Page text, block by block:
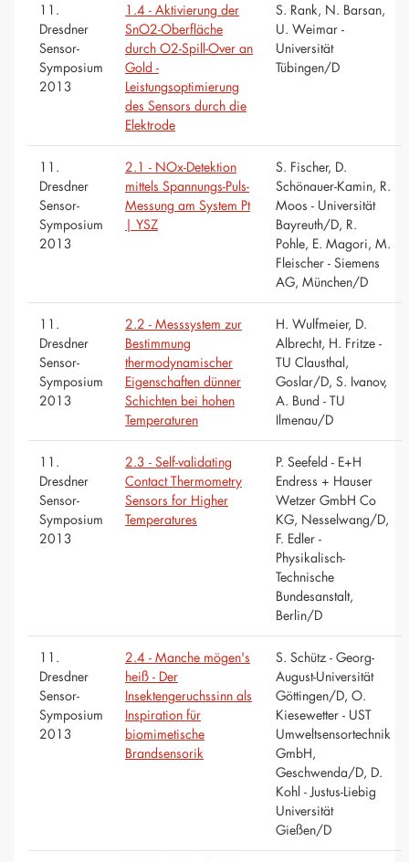
11.
Dresdner
Sensor-
Symposium
2013
1.4 - Aktivierung der
SnO2-Oberfläche
durch O2-Spill-Over an
Gold -
Leistungsoptimierung
des Sensors durch die
Elektrode
S. Rank, N. Barsan,
U. Weimar -
Universität
Tübingen/D
11.
Dresdner
Sensor-
Symposium
2013
2.1 - NOx-Detektion
mittels Spannungs-Puls-
Messung am System Pt
| YSZ
S. Fischer, D.
Schönauer-Kamin, R.
Moos - Universität
Bayreuth/D, R.
Pohle, E. Magori, M.
Fleischer - Siemens
AG, München/D
11.
Dresdner
Sensor-
Symposium
2013
2.2 - Messsystem zur
Bestimmung
thermodynamischer
Eigenschaften dünner
Schichten bei hohen
Temperaturen
H. Wulfmeier, D.
Albrecht, H. Fritze -
TU Clausthal,
Goslar/D, S. Ivanov,
A. Bund - TU
Ilmenau/D
11.
Dresdner
Sensor-
Symposium
2013
2.3 - Self-validating
Contact Thermometry
Sensors for Higher
Temperatures
P. Seefeld - E+H
Endress + Hauser
Wetzer GmbH Co
KG, Nesselwang/D,
F. Edler -
Physikalisch-
Technische
Bundesanstalt,
Berlin/D
11.
Dresdner
Sensor-
Symposium
2013
2.4 - Manche mögen's
heiß - Der
Insektengeruchssinn als
Inspiration für
biomimetische
Brandsensorik
S. Schütz - Georg-
August-Universität
Göttingen/D, O.
Kiesewetter - UST
Umweltsensortechnik
GmbH,
Geschwenda/D, D.
Kohl - Justus-Liebig
Universität
Gießen/D